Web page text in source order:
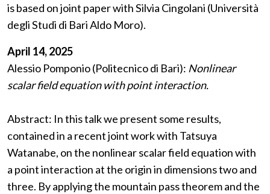
is based on joint paper with Silvia Cingolani (Università
degli Studi di Bari Aldo Moro).
April 14, 2025
Alessio Pomponio (Politecnico di Bari): Nonlinear
scalar field equation with point interaction.
Abstract: In this talk we present some results,
contained in a recent joint work with Tatsuya
Watanabe, on the nonlinear scalar field equation with
a point interaction at the origin in dimensions two and
three. By applying the mountain pass theorem and the